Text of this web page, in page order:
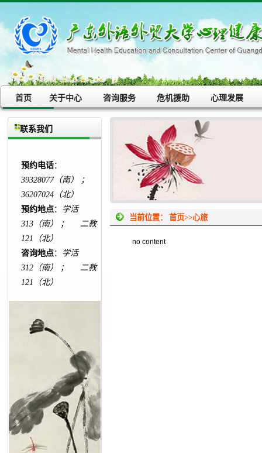
首页 关于中心 咨询服务 危机援助 心理发展
联系我们
预约电话：
39328077（南） ；
36207024（北）
预约地点： 学活
313（南） ； 二教
121（北）
咨询地点： 学活
312（南） ； 二教
121（北）
当前位置：首页>>心旅
no content